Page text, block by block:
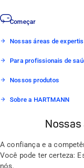
Começar
Nossas áreas de
Para profissionais de
Nossos produtos
Sobre a HARTMANN
A confiança e a
Você pode ter certeza:
nós.